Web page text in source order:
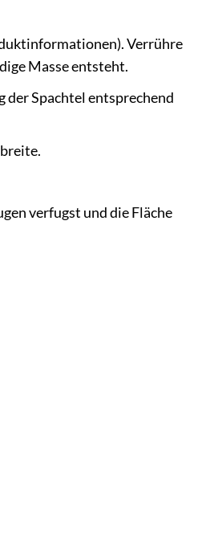
Verrühre
Masse entsteht.
der Spachtel entsprechend
verfugst und die Fläche